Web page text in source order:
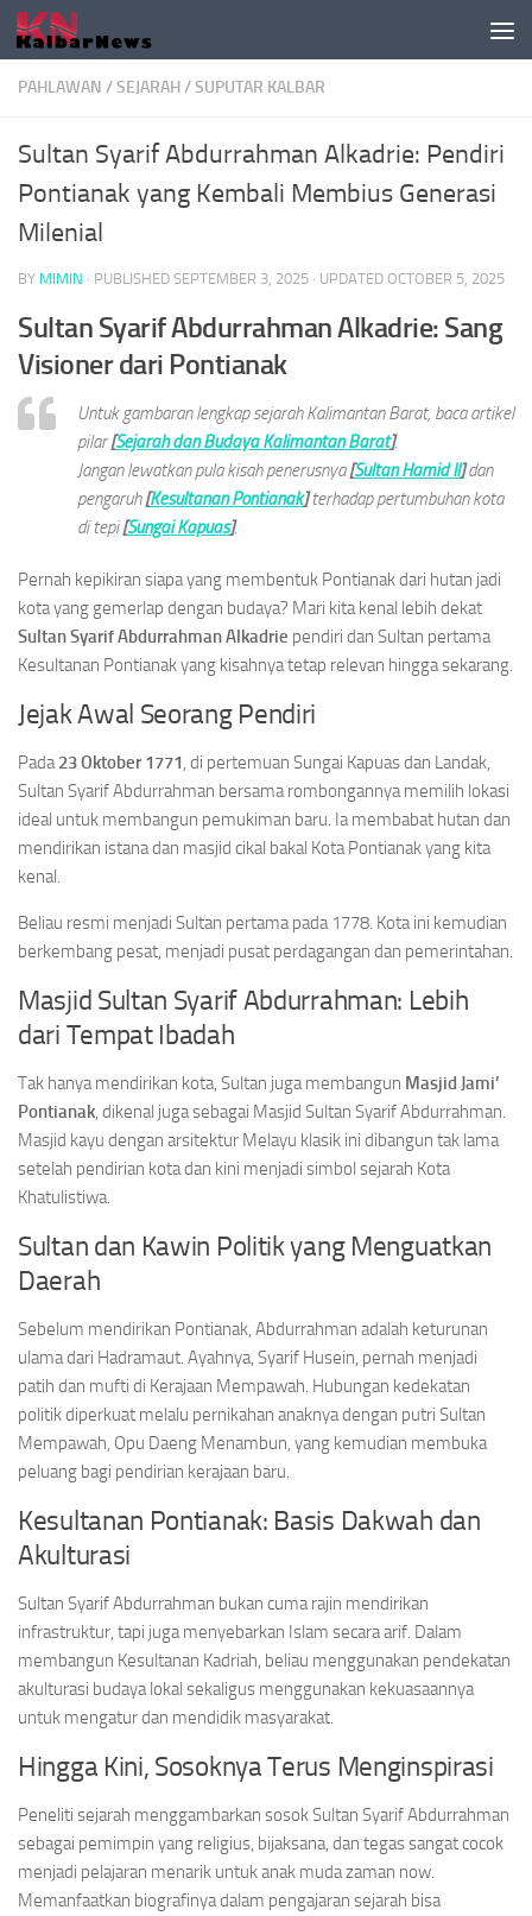
Skip to content
PAHLAWAN /SEJARAH/SUPUTAR KALBAR
Sultan Syarif Abdurrahman Alkadrie: Pendiri
Pontianak yang Kembali Membius Generasi
Milenial
BY MIMIN · PUBLISHED SEPTEMBER 3, 2025 · UPDATED OCTOBER 5, 2025
Sultan Syarif Abdurrahman Alkadrie: Sang
Visioner dari Pontianak
Untuk gambaran lengkap sejarah Kalimantan Barat, baca artikel
pilar[Sejarah dan Budaya Kalimantan Barat].
Jangan lewatkan pula kisah penerusnya[Sultan Hamid II]dan
pengaruh[Kesultanan Pontianak]terhadap pertumbuhan kota
di tepi[Sungai Kapuas].
Pernah kepikiran siapa yang membentuk Pontianak dari hutan jadi
kota yang gemerlap dengan budaya? Mari kita kenal lebih dekat
Sultan Syarif Abdurrahman Alkadrie pendiri dan Sultan pertama
Kesultanan Pontianak yang kisahnya tetap relevan hingga sekarang.
Jejak Awal Seorang Pendiri
Pada23 Oktober 1771, di pertemuan Sungai Kapuas dan Landak,
Sultan Syarif Abdurrahman bersama rombongannya memilih lokasi
ideal untuk membangun pemukiman baru. Ia membabat hutan dan
mendirikan istana dan masjid cikal bakal Kota Pontianak yang kita
kenal.
Beliau resmi menjadi Sultan pertama pada 1778. Kota ini kemudian
berkembang pesat, menjadi pusat perdagangan dan pemerintahan.
Masjid Sultan Syarif Abdurrahman: Lebih
dari Tempat Ibadah
Tak hanya mendirikan kota, Sultan juga membangun Masjid Jami’
Pontianak, dikenal juga sebagai Masjid Sultan Syarif Abdurrahman.
Masjid kayu dengan arsitektur Melayu klasik ini dibangun tak lama
setelah pendirian kota dan kini menjadi simbol sejarah Kota
Khatulistiwa.
Sultan dan Kawin Politik yang Menguatkan
Daerah
Sebelum mendirikan Pontianak, Abdurrahman adalah keturunan
ulama dari Hadramaut. Ayahnya, Syarif Husein, pernah menjadi
patih dan mufti di Kerajaan Mempawah. Hubungan kedekatan
politik diperkuat melalu pernikahan anaknya dengan putri Sultan
Mempawah, Opu Daeng Menambun, yang kemudian membuka
peluang bagi pendirian kerajaan baru.
Kesultanan Pontianak: Basis Dakwah dan
Akulturasi
Sultan Syarif Abdurrahman bukan cuma rajin mendirikan
infrastruktur, tapi juga menyebarkan Islam secara arif. Dalam
membangun Kesultanan Kadriah, beliau menggunakan pendekatan
akulturasi budaya lokal sekaligus menggunakan kekuasaannya
untuk mengatur dan mendidik masyarakat.
Hingga Kini, Sosoknya Terus Menginspirasi
Peneliti sejarah menggambarkan sosok Sultan Syarif Abdurrahman
sebagai pemimpin yang religius, bijaksana, dan tegas⁠ sangat cocok
menjadi pelajaran menarik untuk anak muda zaman now.
Memanfaatkan biografinya dalam pengajaran sejarah bisa